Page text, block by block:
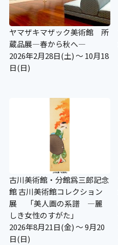
ヤマザキマザック美術館 所
蔵品展―春から秋へ―
2026年2月28日(土) ～ 10月18
日(日)
古川美術館・分館爲三郎記念
館 古川美術館コレクション
展 「美人画の系譜 ―麗
しき女性のすがた」
2026年8月21日(金) ～ 9月20
日(日)